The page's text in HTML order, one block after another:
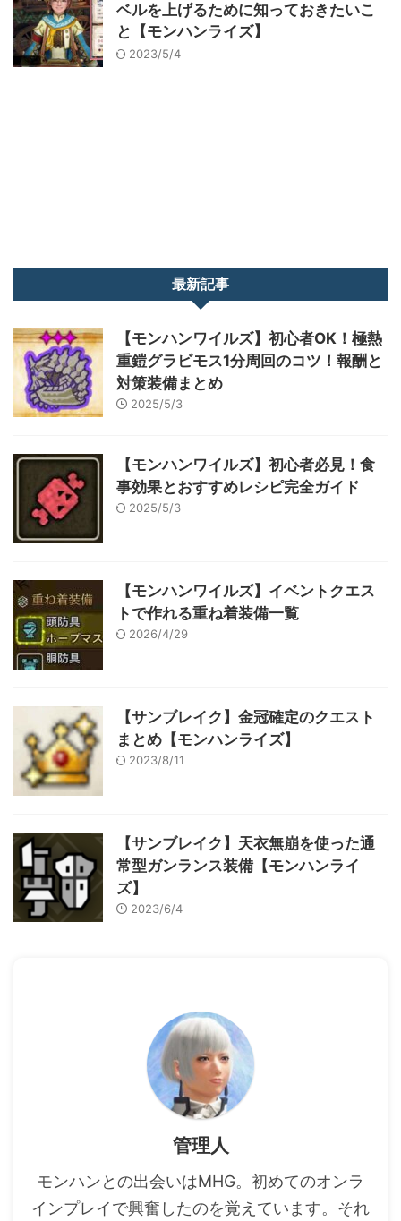
ベルを上げるために知っておきたいこ
と【モンハンライズ】
2023/5/4
最新記事
【モンハンワイルズ】初心者OK！極熱
重鎧グラビモス1分周回のコツ！報酬と
対策装備まとめ
2025/5/3
【モンハンワイルズ】初心者必見！食
事効果とおすすめレシピ完全ガイド
2025/5/3
【モンハンワイルズ】イベントクエス
トで作れる重ね着装備一覧
2026/4/29
【サンブレイク】金冠確定のクエスト
まとめ【モンハンライズ】
2023/8/11
【サンブレイク】天衣無崩を使った通
常型ガンランス装備【モンハンライ
ズ】
2023/6/4
管理人
モンハンとの出会いはMHG。初めてのオンラ
インプレイで興奮したのを覚えています。それ